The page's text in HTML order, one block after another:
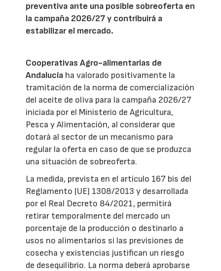
preventiva ante una posible sobreoferta en
la campaña 2026/27 y contribuirá a
estabilizar el mercado.
Cooperativas Agro-alimentarias de
Andalucía ha valorado positivamente la
tramitación de la norma de comercialización
del aceite de oliva para la campaña 2026/27
iniciada por el Ministerio de Agricultura,
Pesca y Alimentación, al considerar que
dotará al sector de un mecanismo para
regular la oferta en caso de que se produzca
una situación de sobreoferta.
La medida, prevista en el artículo 167 bis del
Reglamento (UE) 1308/2013 y desarrollada
por el Real Decreto 84/2021, permitirá
retirar temporalmente del mercado un
porcentaje de la producción o destinarlo a
usos no alimentarios si las previsiones de
cosecha y existencias justifican un riesgo
de desequilibrio. La norma deberá aprobarse